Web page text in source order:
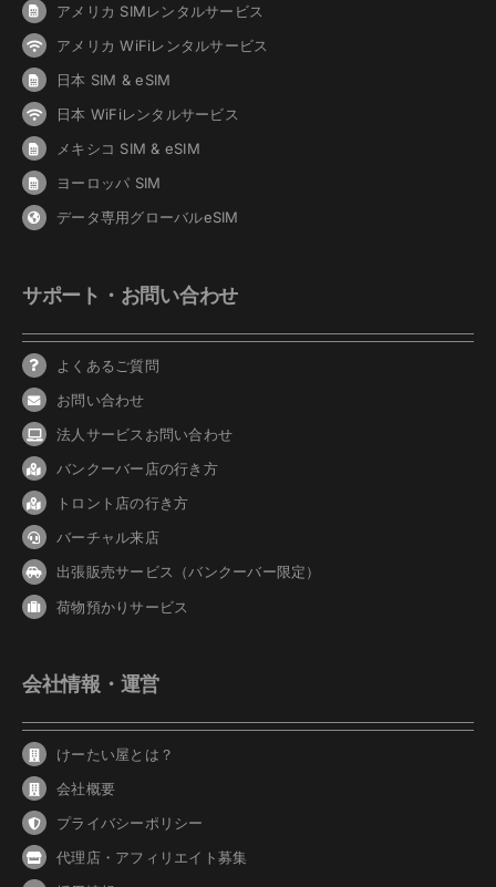
アメリカ SIMレンタルサービス
アメリカ WiFiレンタルサービス
日本 SIM & eSIM
日本 WiFiレンタルサービス
メキシコ SIM & eSIM
ヨーロッパ SIM
データ専用グローバルeSIM
サポート・お問い合わせ
よくあるご質問
お問い合わせ
法人サービスお問い合わせ
バンクーバー 店の行き方
トロント店の行き方
バーチャル来店
出張販売サービス（バンクーバー限定）
荷物預かりサービス
会社情報・運営
けーたい屋とは？
会社概要
プライバシーポリシー
代理店・アフィリエイト募集